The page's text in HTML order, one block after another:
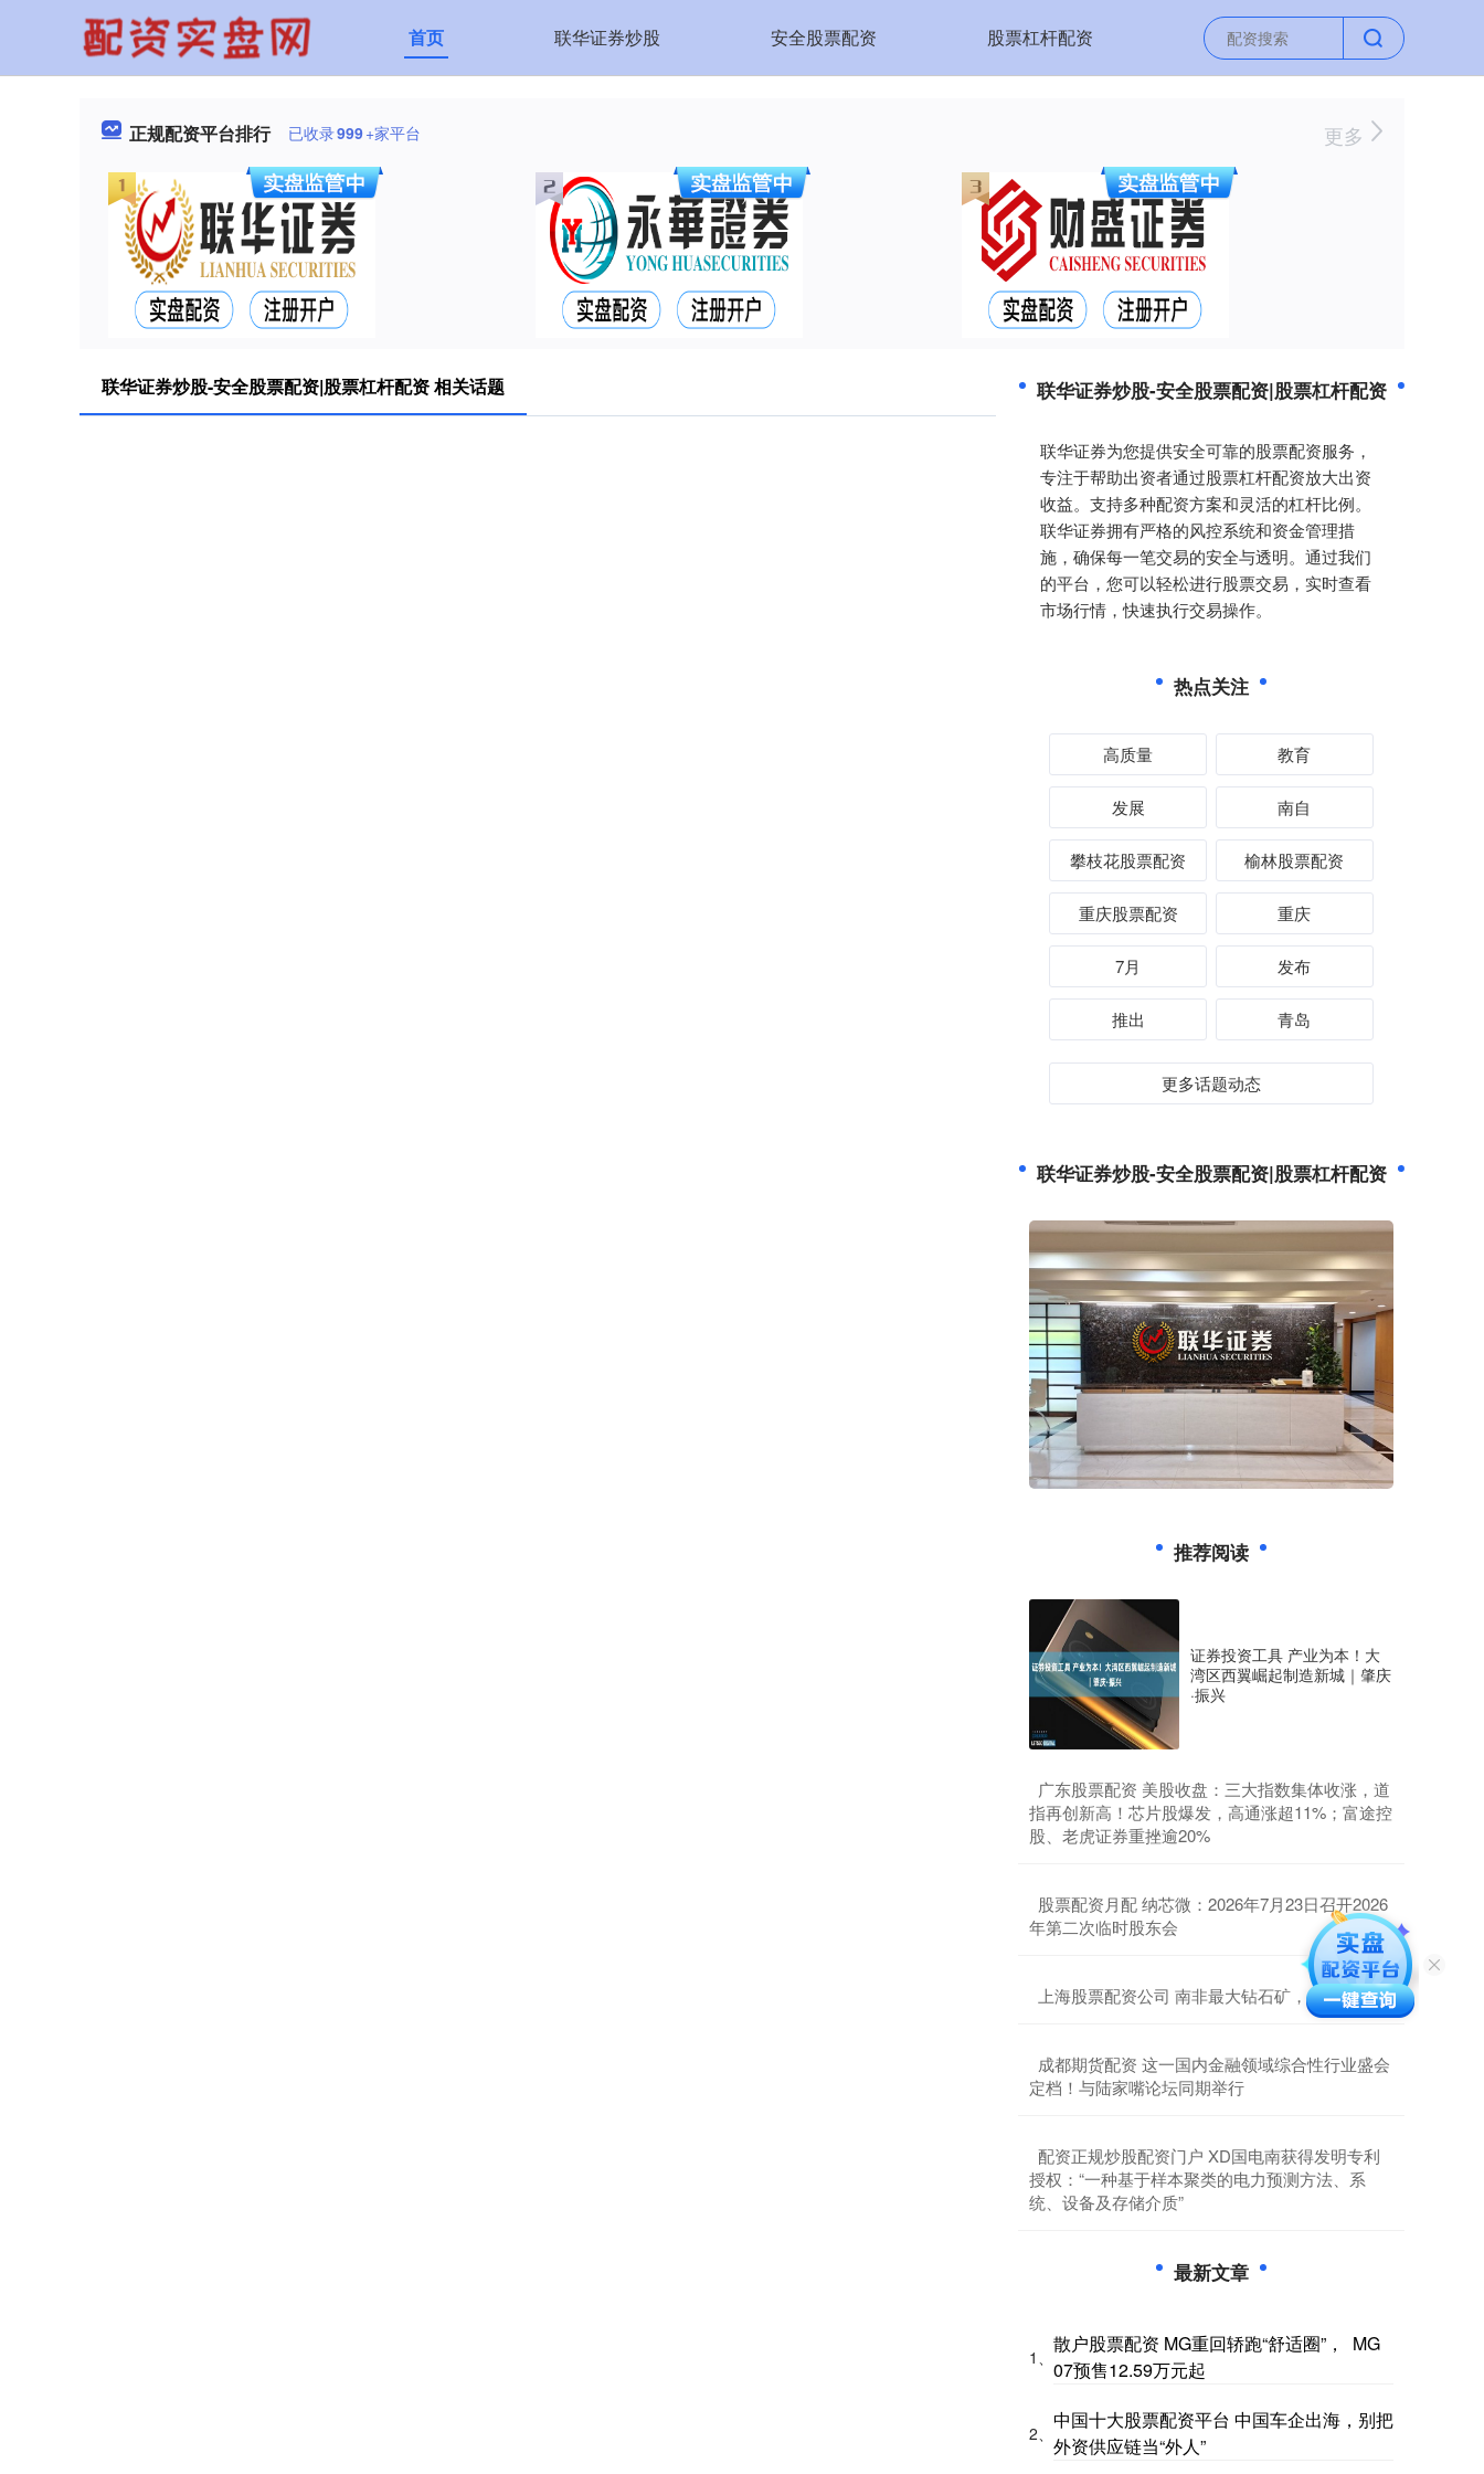
首页 联华证券炒股 安全股票配资 股票杠杆配资
正规配资平台排行 已收录999+家平台 更多
联华证券炒股-安全股票配资|股票杠杆配资 相关话题 联华证券炒股-安全股票配资|股票杠杆配资
联华证券为您提供安全可靠的股票配资服务，
专注于帮助出资者通过股票杠杆配资放大出资
收益。支持多种配资方案和灵活的杠杆比例。
联华证券拥有严格的风控系统和资金管理措
施，确保每一笔交易的安全与透明。通过我们
的平台，您可以轻松进行股票交易，实时查看
市场行情，快速执行交易操作。
热点关注
高质量 教育
发展 南自
攀枝花股票配资 榆林股票配资
重庆股票配资 重庆
7月 发布
推出 青岛
更多话题动态
联华证券炒股-安全股票配资|股票杠杆配资
推荐阅读
证券投资工具 产业为本！大
湾区西翼崛起制造新城｜肇庆
·振兴
​广东股票配资 美股收盘：三大指数集体收涨，道
指再创新高！芯片股爆发，高通涨超11%；富途控
股、老虎证券重挫逾20%
​股票配资月配 纳芯微：2026年7月23日召开2026
年第二次临时股东会
​上海股票配资公司 南非最大钻石矿，停产
​成都期货配资 这一国内金融领域综合性行业盛会
定档！与陆家嘴论坛同期举行
​配资正规炒股配资门户 XD国电南获得发明专利
授权：“一种基于样本聚类的电力预测方法、系
统、设备及存储介质”
最新文章
1、
散户股票配资 MG重回轿跑“舒适圈”， MG
07预售12.59万元起
2、
中国十大股票配资平台 中国车企出海，别把
外资供应链当“外人”